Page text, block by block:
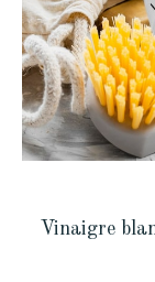
Vinaigre